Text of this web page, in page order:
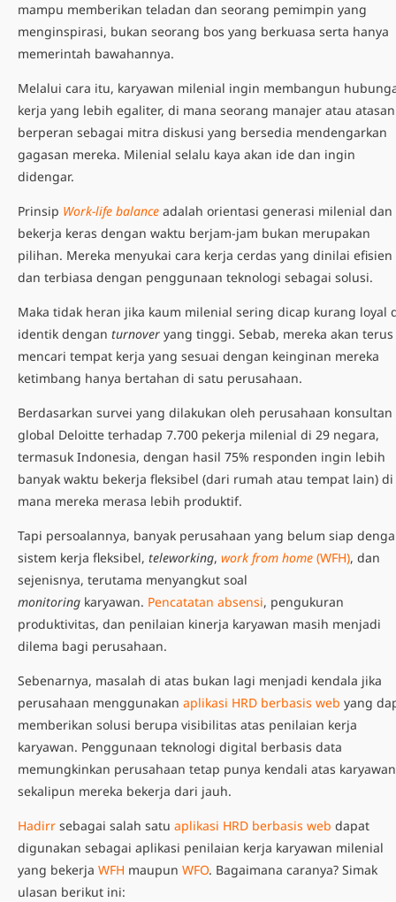
mampu memberikan teladan dan seorang pemimpin yang
menginspirasi, bukan seorang bos yang berkuasa serta hanya
memerintah bawahannya.
Melalui cara itu, karyawan milenial ingin membangun
kerja yang lebih egaliter, di mana seorang manajer atau atasan
berperan sebagai mitra diskusi yang bersedia mendengarkan
gagasan mereka. Milenial selalu kaya akan ide dan ingin
didengar.
Prinsip Work-life balance adalah orientasi generasi milenial dan
bekerja keras dengan waktu berjam-jam bukan merupakan
pilihan. Mereka menyukai cara kerja cerdas yang dinilai efisien
dan terbiasa dengan penggunaan teknologi sebagai solusi.
Maka tidak heran jika kaum milenial sering dicap kurang loyal
identik dengan turnover yang tinggi. Sebab, mereka akan terus
mencari tempat kerja yang sesuai dengan keinginan mereka
ketimbang hanya bertahan di satu perusahaan.
Berdasarkan survei yang dilakukan oleh perusahaan konsultan
global Deloitte terhadap 7.700 pekerja milenial di 29 negara,
termasuk Indonesia, dengan hasil 75% responden ingin lebih
banyak waktu bekerja fleksibel (dari rumah atau tempat lain) di
mana mereka merasa lebih produktif.
Tapi persoalannya, banyak perusahaan yang belum siap
sistem kerja fleksibel, teleworking, work from home (WFH), dan
sejenisnya, terutama menyangkut soal
monitoring karyawan. Pencatatan absensi, pengukuran
produktivitas, dan penilaian kinerja karyawan masih menjadi
dilema bagi perusahaan.
Sebenarnya, masalah di atas bukan lagi menjadi kendala jika
perusahaan menggunakan aplikasi HRD berbasis web yang
memberikan solusi berupa visibilitas atas penilaian kerja
karyawan. Penggunaan teknologi digital berbasis data
memungkinkan perusahaan tetap punya kendali atas karyawan
sekalipun mereka bekerja dari jauh.
Hadirr sebagai salah satu aplikasi HRD berbasis web dapat
digunakan sebagai aplikasi penilaian kerja karyawan milenial
yang bekerja WFH maupun WFO. Bagaimana caranya? Simak
ulasan berikut ini: